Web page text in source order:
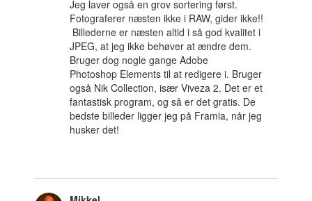
Jeg laver også en grov sortering først.
Fotograferer næsten ikke i RAW, gider ikke!!
Billederne er næsten altid i så god kvalitet i
JPEG, at jeg ikke behøver at ændre dem.
Bruger dog nogle gange Adobe
Photoshop Elements til at redigere i. Bruger
også Nik Collection, især Viveza 2. Det er et
fantastisk program, og så er det gratis. De
bedste billeder ligger jeg på Framia, når jeg
husker det!